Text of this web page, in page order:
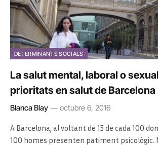
DETERMINANTS SOCIALS
La salut mental, laboral o
prioritats en salut de Barcelona
Blanca Blay octubre 6, 2016
A Barcelona, al voltant de 15 de cada 100
100 homes presenten patiment psicològic.